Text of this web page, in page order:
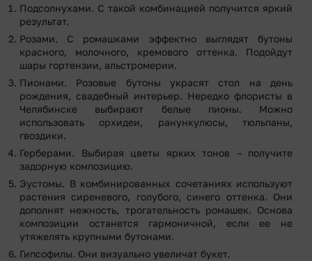
Подсолнухами. С такой комбинацией получится яркий
результат.
Розами. С ромашками эффектно выглядят бутоны
красного, молочного, кремового оттенка. Подойдут
шары гортензии, альстромерии.
Пионами. Розовые бутоны украсят стол на день
рождения, свадебный интерьер. Нередко флористы в
Челябинске выбирают белые пионы. Можно
использовать орхидеи, ранункулюсы, тюльпаны,
гвоздики.
Герберами. Выбирая цветы ярких тонов – получите
задорную композицию.
Эустомы. В комбинированных сочетаниях используют
растения сиреневого, голубого, синего оттенка. Они
дополнят нежность, трогательность ромашек. Основа
композиции останется гармоничной, если ее не
утяжелять крупными бутонами.
Гипсофилы. Они визуально увеличат букет.